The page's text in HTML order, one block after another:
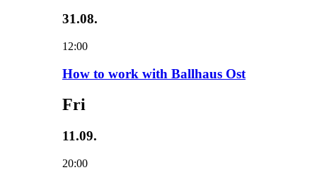
31.08.
12:00
How to work with Ballhaus Ost
Fri
11.09.
20:00